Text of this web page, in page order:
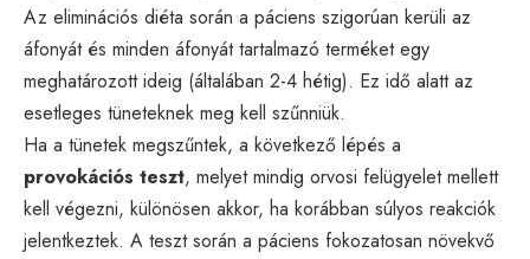
Az eliminációs diéta során a páciens szigorúan kerüli az
áfonyát és minden áfonyát tartalmazó terméket egy
meghatározott ideig (általában 2-4 hétig). Ez idő alatt az
esetleges tüneteknek meg kell szűnniük.
Ha a tünetek megszűntek, a következő lépés a
provokációs teszt, melyet mindig orvosi felügyelet mellett
kell végezni, különösen akkor, ha korábban súlyos reakciók
jelentkeztek. A teszt során a páciens fokozatosan növekvő